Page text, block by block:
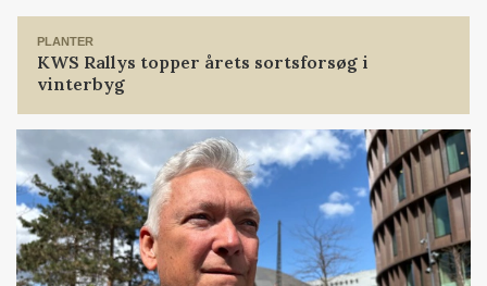
PLANTER
KWS Rallys topper årets sortsforsøg i
vinterbyg